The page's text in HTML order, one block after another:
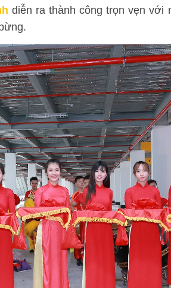
diễn ra thành công trọn vẹn với